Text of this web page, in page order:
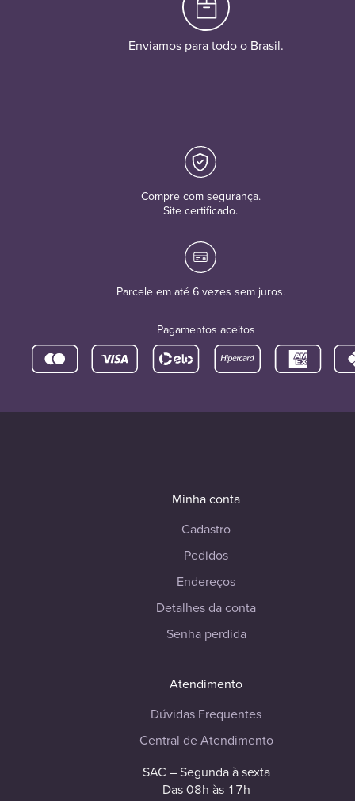
Enviamos para todo o Brasil.
Compre com segurança.
Site certificado.
Parcele em até 6 vezes sem juros.
Pagamentos aceitos
Minha conta
Cadastro
Pedidos
Endereços
Detalhes da conta
Senha perdida
Atendimento
Dúvidas Frequentes
Central de Atendimento
SAC – Segunda à sexta
Das 08h às 17h